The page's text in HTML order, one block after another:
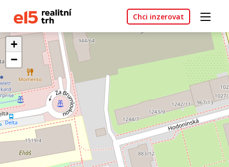
Chci inzerovat
+
−